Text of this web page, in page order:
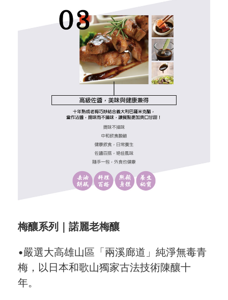
梅釀系列｜諾麗老梅釀
•嚴選大高雄山區「兩溪廊道」純淨無毒青
梅，以日本和歌山獨家古法技術陳釀十
年。